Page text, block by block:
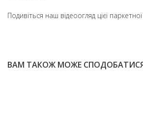
Подивіться наш відеоогляд цієї
ВАМ ТАКОЖ МОЖЕ